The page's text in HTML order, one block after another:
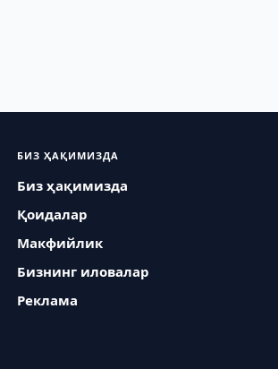
БИЗ ҲАҚИМИЗДА
Биз ҳақимизда
Қоидалар
Макфийлик
Бизнинг иловалар
Реклама